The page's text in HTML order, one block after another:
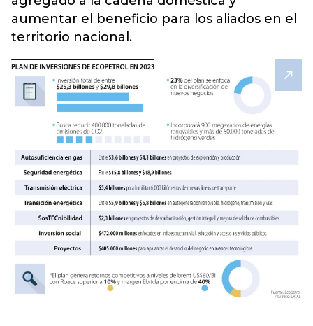
aumentar el beneficio para los aliados en el
territorio nacional.